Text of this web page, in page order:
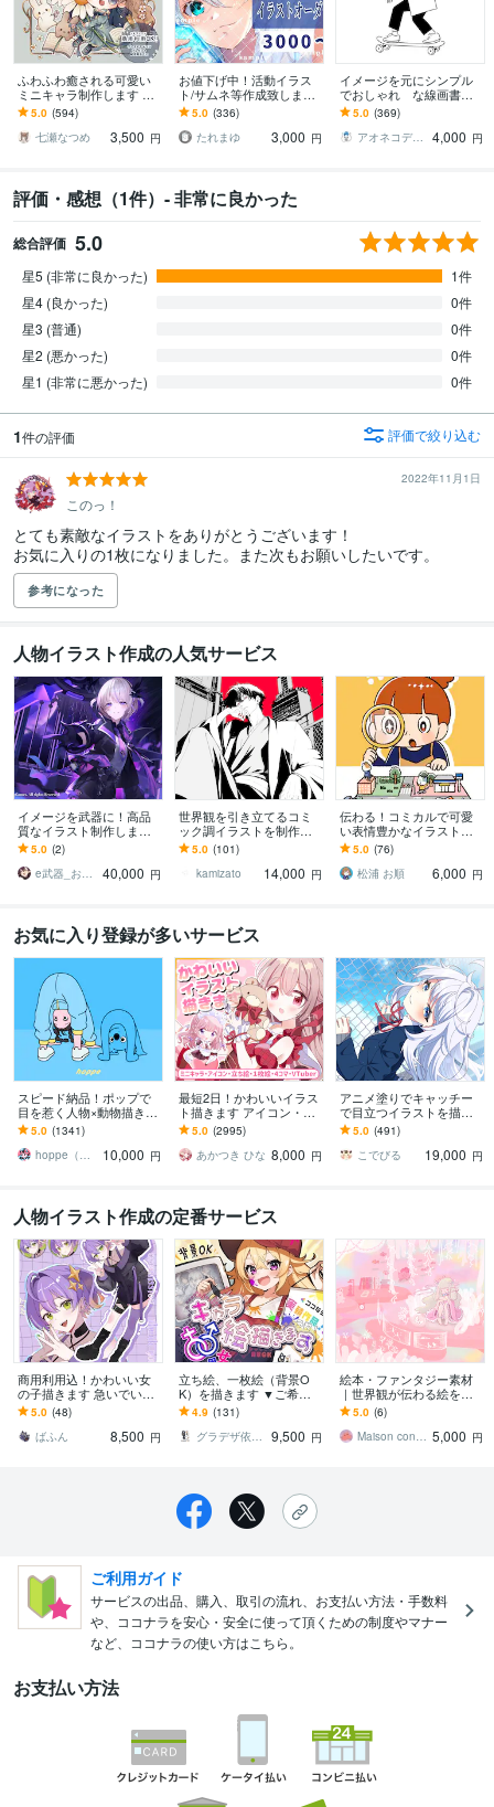
ふわふわ癒される可愛い
ミニキャラ制作します SN
Sアイコン、動画や配信
用、グッズなど様々な用
途に❁
5.0 (594)
七瀬なつめ
3,500 円
お値下げ中！活動イラス
ト/サムネ等作成致します
商用可！用途様々なイラ
ストお描きします。
5.0 (336)
たれまゆ
3,000 円
イメージを元にシンプル
でおしゃれ な線画書き
ます シンプルでオシャ
レ 友達家族記念日カッ
プル結婚等プレゼントに
5.0 (369)
アオネコデザイン
4,000 円
評価・感想（1件）- 非常に良かった
総合評価 5.0
星5 (非常に良かった)
1件
星4 (良かった)
0件
星3 (普通)
0件
星2 (悪かった)
0件
星1 (非常に悪かった)
0件
1件の評価 評価で絞り込む
2022年11月1日
このっ！
とても素敵なイラストをありがとうございます！
お気に入りの1枚になりました。また次もお願いしたいです。
参考になった
人物イラスト作成の人気サービス
イメージを武器に！高品
質なイラスト制作します
配信イラスト、立ち絵、
キャラデザまで幅広くお
まかせください！
5.0 (2)
e武器_お仕事募集中！
40,000 円
世界観を引き立てるコミ
ック調イラストを制作し
ます 世界観で惹きつけ
る、商用対応の一枚絵を
ご提供致します。
5.0 (101)
kamizato
14,000 円
伝わる！コミカルで可愛
い表情豊かなイラスト描
きます 挿絵・チラシ・リ
ーフレット・HP等 / 大量
注文実績あり！
5.0 (76)
松浦 お順
6,000 円
お気に入り登録が多いサービス
スピード納品！ポップで
目を惹く人物×動物描きま
す 挿絵・動画・グッズな
ど鮮やかな配色で個性を
出したい方へ
5.0 (1341)
hoppe（ほっぺ）
10,000 円
最短2日！かわいいイラス
ト描きます アイコン・ミ
ニキャラ・４コマ・立ち
絵をスピード納品しま
す！
5.0 (2995)
あかつき ひな 8,000 円
アニメ塗りでキャッチー
で目立つイラストを描き
ます 動画用、スチル、ア
イコン等、目を引くイラ
ストをご希望の方に！
5.0 (491)
こでびる
19,000 円
人物イラスト作成の定番サービス
商用利用込！かわいい女
の子描きます 急いでいる
方必見！最短3日程度で納
品できます！
5.0 (48)
ばふん
8,500 円
立ち絵、一枚絵（背景O
K）を描きます ▼ご希望
に合わせます！ライブ２
D、ゲーム、コミック、ア
ニメ等
4.9 (131)
グラデザ依頼 ※活動名（グラデザねっこ）
9,500 円
絵本・ファンタジー素材
｜世界観が伝わる絵を描
きます VTuberさん、ボカ
ロMV、結婚式などでも！
まずはご相談を
5.0 (6)
Maison conomi 5,000 円
ご利用ガイド
サービスの出品、購入、取引の流れ、お支払い方法・手数料
や、ココナラを安心・安全に使って頂くための制度やマナー
など、ココナラの使い方はこちら。
お支払い方法